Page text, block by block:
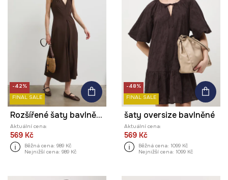
-42%
FINAL SALE
Rozšířené šaty bavlněné s elastanem hladké
Aktuální cena:
569 Kč
Běžná cena: 989 Kč
Nejnižší cena: 989 Kč
-48%
FINAL SALE
šaty oversize bavlněné
Aktuální cena:
569 Kč
Běžná cena: 1099 Kč
Nejnižší cena: 1099 Kč